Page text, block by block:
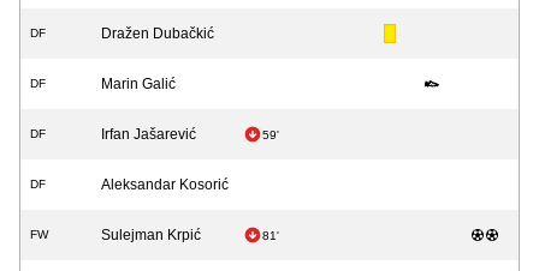
DF Dražen Dubačkić
DF Marin Galić
DF Irfan Jašarević 59'
DF Aleksandar Kosorić
FW Sulejman Krpić 81'